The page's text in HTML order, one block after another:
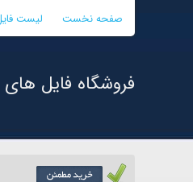
صفحه نخست لیست
فروشگاه فایل